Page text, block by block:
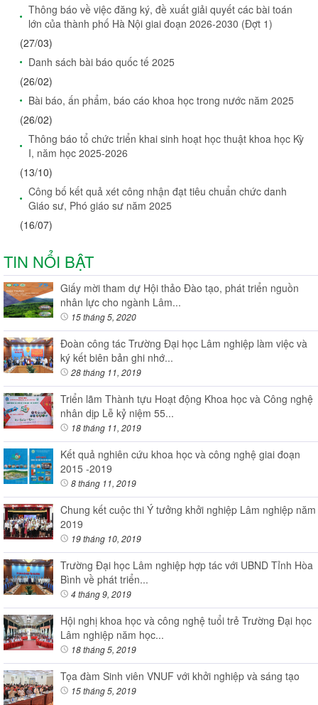
Thông báo về việc đăng ký, đề xuất giải quyết các bài toán
lớn của thành phố Hà Nội giai đoạn 2026-2030 (Đợt 1)
(27/03)
Danh sách bài báo quốc tế 2025
(26/02)
Bài báo, ấn phẩm, báo cáo khoa học trong nước năm 2025
(26/02)
Thông báo tổ chức triển khai sinh hoạt học thuật khoa học Kỳ
I, năm học 2025-2026
(13/10)
Công bố kết quả xét công nhận đạt tiêu chuẩn chức danh
Giáo sư, Phó giáo sư năm 2025
(16/07)
TIN NỔI BẬT
Giấy mời tham dự Hội thảo Đào tạo, phát triển nguồn
nhân lực cho ngành Lâm...
15 tháng 5, 2020
Đoàn công tác Trường Đại học Lâm nghiệp làm việc và
ký kết biên bản ghi nhớ...
28 tháng 11, 2019
Triển lãm Thành tựu Hoạt động Khoa học và Công nghệ
nhân dịp Lễ kỷ niệm 55...
18 tháng 11, 2019
Kết quả nghiên cứu khoa học và công nghệ giai đoạn
2015 -2019
8 tháng 11, 2019
Chung kết cuộc thi Ý tưởng khởi nghiệp Lâm nghiệp năm
2019
19 tháng 10, 2019
Trường Đại học Lâm nghiệp hợp tác với UBND Tỉnh Hòa
Bình về phát triển...
4 tháng 9, 2019
Hội nghị khoa học và công nghệ tuổi trẻ Trường Đại học
Lâm nghiệp năm học...
18 tháng 5, 2019
Tọa đàm Sinh viên VNUF với khởi nghiệp và sáng tạo
15 tháng 5, 2019